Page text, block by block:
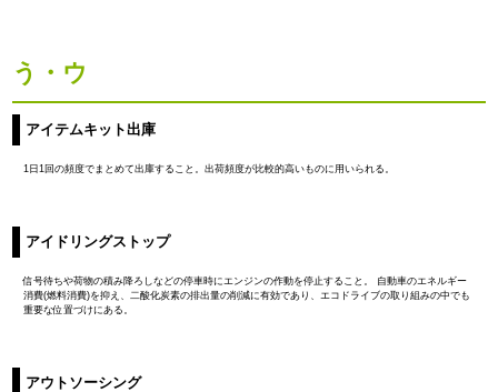
う・ウ
アイテムキット出庫
1日1回の頻度でまとめて出庫すること。出荷頻度が比較的高いものに用いられる。
アイドリングストップ
信号待ちや荷物の積み降ろしなどの停車時にエンジンの作動を停止すること。 自動車のエネルギー
消費(燃料消費)を抑え、二酸化炭素の排出量の削減に有効であり、エコドライブの取り組みの中でも
重要な位置づけにある。
アウトソーシング